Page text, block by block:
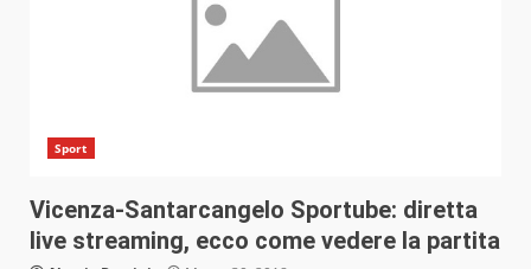
Sport
Vicenza-Santarcangelo Sportube: diretta
live streaming, ecco come vedere la partita